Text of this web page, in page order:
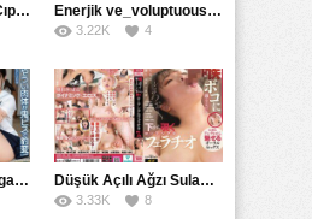
Bir İleri Düzey İblis Çıplak Teslimat Görevlisi, İnce Bedeni ve Şeytani Becerileriyle Sizi Sürekli BoşaltacakMDBK Enerjik ve_voluptuous Üniversite Kızının H Kupa Büyüklüğündeki Göğüsleri ve Çılgın Orgazmı
3.22K 4
Yuna’nın Histerik Orgazmı: Genç Kızın Savage Hareketlerle Ulaştığı Şiddetli Coşkuları Düşük Açılı Ağzı Sulama Teknikleri ve AGMX İlişkisi
3.33K 8